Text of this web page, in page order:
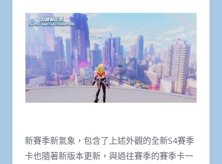
新賽季新氣象，包含了上述外觀的全新S4賽季
卡也隨著新版本更新，與過往賽季的賽季卡一